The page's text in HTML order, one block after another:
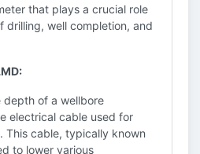
that plays a crucial role
drilling, well completion, and
depth of a wellbore
electrical cable used for
This cable, typically known
to lower various